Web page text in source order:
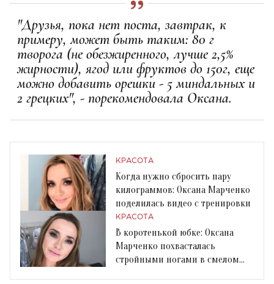
"Друзья, пока нет поста, завтрак, к
примеру, может быть таким: 80 г
творога (не обезжиренного, лучше 2,5%
жирности), ягод или фруктов до 150г, еще
можно добавить орешки - 5 миндальных и
2 грецких", - порекомендовала Оксана.
КРАСОТА
Когда нужно сбросить пару
килограммов: Оксана Марченко
поделилась видео с тренировки
КРАСОТА
В коротенькой юбке: Оксана
Марченко похвасталась
стройными ногами в смелом